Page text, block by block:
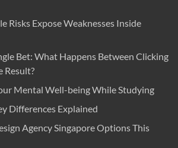
Risks Expose Weaknesses Inside
Bet: What Happens Between Clicking
Result?
Mental Well-being While Studying
Differences Explained
Agency Singapore Options This